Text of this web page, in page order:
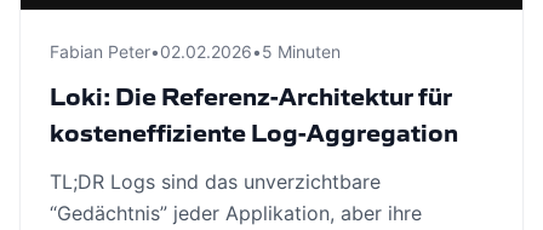
Fabian Peter•02.02.2026•5 Minuten
Loki: Die Referenz-Architektur für
kosteneffiziente Log-Aggregation
TL;DR Logs sind das unverzichtbare
“Gedächtnis” jeder Applikation, aber ihre